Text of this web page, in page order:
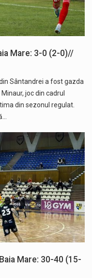
Mare: 3-0 (2-0)//
Sântandrei a fost gazda
joc din cadrul
din sezonul regulat.
Mare: 30-40 (15-